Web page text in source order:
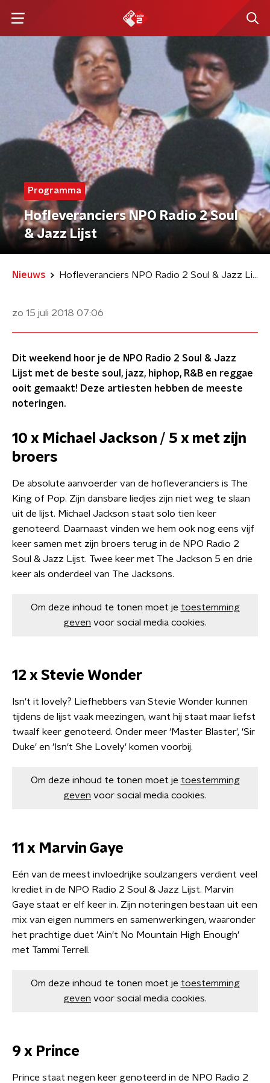
Programma
Hofleveranciers NPO Radio 2 Soul
& Jazz Lijst
Nieuws Hofleveranciers NPO Radio 2 Soul & Jazz Lijst
zo 15 juli 2018 07:06
Dit weekend hoor je de NPO Radio 2 Soul & Jazz
Lijst met de beste soul, jazz, hiphop, R&B en reggae
ooit gemaakt! Deze artiesten hebben de meeste
noteringen.
10 x Michael Jackson / 5 x met zijn
broers
De absolute aanvoerder van de hofleveranciers is The
King of Pop. Zijn dansbare liedjes zijn niet weg te slaan
uit de lijst. Michael Jackson staat solo tien keer
genoteerd. Daarnaast vinden we hem ook nog eens vijf
keer samen met zijn broers terug in de NPO Radio 2
Soul & Jazz Lijst. Twee keer met The Jackson 5 en drie
keer als onderdeel van The Jacksons.
Om deze inhoud te tonen moet je toestemming
geven voor social media cookies.
12 x Stevie Wonder
Isn't it lovely? Liefhebbers van Stevie Wonder kunnen
tijdens de lijst vaak meezingen, want hij staat maar liefst
twaalf keer genoteerd. Onder meer 'Master Blaster', 'Sir
Duke' en 'Isn't She Lovely' komen voorbij.
Om deze inhoud te tonen moet je toestemming
geven voor social media cookies.
11 x Marvin Gaye
Eén van de meest invloedrijke soulzangers verdient veel
krediet in de NPO Radio 2 Soul & Jazz Lijst. Marvin
Gaye staat er elf keer in. Zijn noteringen bestaan uit een
mix van eigen nummers en samenwerkingen, waaronder
het prachtige duet 'Ain't No Mountain High Enough'
met Tammi Terrell.
Om deze inhoud te tonen moet je toestemming
geven voor social media cookies.
9 x Prince
Prince staat negen keer genoteerd in de NPO Radio 2